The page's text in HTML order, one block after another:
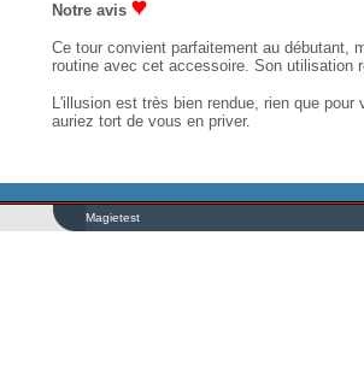
Notre avis
Ce tour convient parfaitement au débutant,
routine avec cet accessoire. Son utilisation
L'illusion est très bien rendue, rien que
auriez tort de vous en priver.
Magietest